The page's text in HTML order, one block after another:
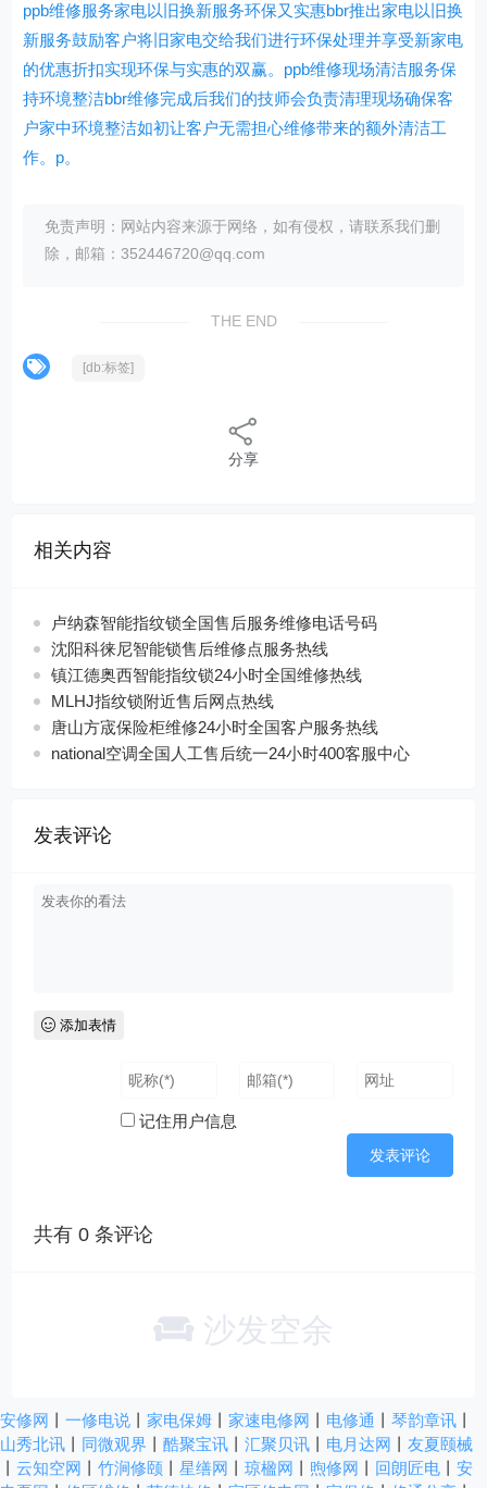
ppb维修服务家电以旧换新服务环保又实惠bbr推出家电以旧换
新服务鼓励客户将旧家电交给我们进行环保处理并享受新家电
的优惠折扣实现环保与实惠的双赢。ppb维修现场清洁服务保
持环境整洁bbr维修完成后我们的技师会负责清理现场确保客
户家中环境整洁如初让客户无需担心维修带来的额外清洁工
作。p。
免责声明：网站内容来源于网络，如有侵权，请联系我们删
除，邮箱：352446720@qq.com
THE END
[db:标签]
分享
相关内容
卢纳森智能指纹锁全国售后服务维修电话号码
沈阳科徕尼智能锁售后维修点服务热线
镇江德奥西智能指纹锁24小时全国维修热线
MLHJ指纹锁附近售后网点热线
唐山方宬保险柜维修24小时全国客户服务热线
national空调全国人工售后统一24小时400客服中心
发表评论
添加表情
记住用户信息
共有0 条评论
沙发空余
安修网 一修电说 家电保姆 家速电修网 电修通 琴韵章讯
山秀北讯
同微观界 酷聚宝讯 汇聚贝讯 电月达网
友夏颐械
云知空网 竹涧修颐 星缮网 琼楹网 煦修网 回朗匠电
安